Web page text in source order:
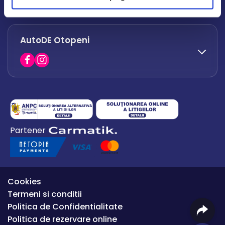
office.afumati@autode.ro
0730 063 852
0730 063 851
AutoDE Otopeni
0754 649 360
office.premium@autode.ro
Partener
Cookies
Termeni si conditii
Politica de Confidentialitate
Politica de rezervare online